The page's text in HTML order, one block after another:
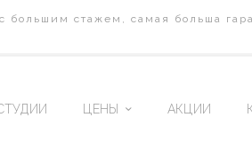
стажем, самая больша
ЦЕНЫ АКЦИИ